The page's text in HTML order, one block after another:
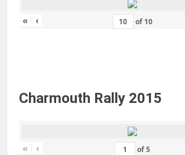
« ‹ of 10
Charmouth Rally 2015
« ‹ of5